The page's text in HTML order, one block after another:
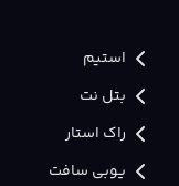
استیم
بتل نت
راک استار
یوبی سافت